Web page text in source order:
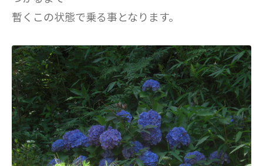
暫くこの状態で乗る事となります。